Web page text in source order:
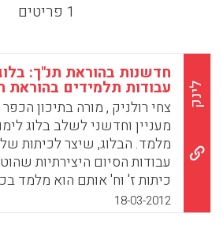
1 פריטים
לינק
חדשנות בהוראת תנ"ך:
עבודות תלמידים בהוראת
צחי רולניק , מורה בתיכון הכפר
מעניין וחדשני לשלב בלוג
מלמד. הבלוג, שיצר לכיתות
עבודות הסיום היצירתיות
כיתות ז' וח' אותם הוא מלמד
צחי רולניק בבלוג, "בסוף השנה
משהו מעט אחר. בקשתי
18-03-2012